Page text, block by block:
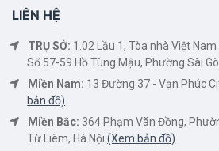
LIÊN HỆ
TRỤ SỞ: 1.02 Lầu 1, Tòa nhà Việt
Số 57-59 Hồ Tùng Mậu, Phường Sài
Miền Nam: 13 Đường 37 - Vạn Phúc
bản đồ)
Miền Bắc: 364 Phạm Văn Đồng,
Từ Liêm, Hà Nội(Xem bản đồ)